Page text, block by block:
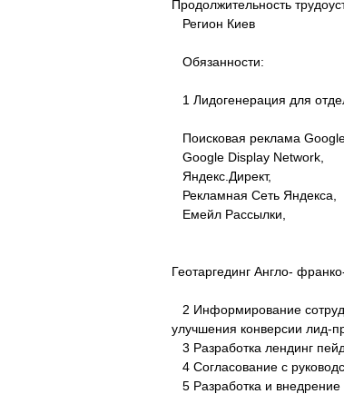
Продолжительность
Регион Киев
Обязанности:
1 Лидогенерация для
Поисковая реклама
Google Display Network,
Яндекс.Директ,
Рекламная Сеть Яндекса,
Емейл Рассылки,
Геотаргединг Англо-
2 Информирование
улучшения конверсии лид-
3 Разработка лендинг
4 Согласование с
5 Разработка и